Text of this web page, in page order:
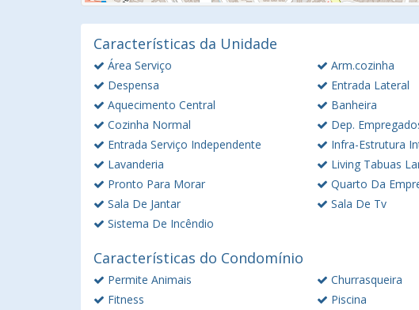
Características da Unidade
Área Serviço Arm.cozinha
Despensa
Entrada Lateral
Aquecimento Central
Banheira
Cozinha Normal
Dep.
Entrada Serviço Independente
Infra-Estrutura
Lavanderia
Living Tabuas
Pronto Para Morar
Quarto Da
Sala De Jantar
Sala De Tv
Sistema De Incêndio
Características do Condomínio
Permite Animais Churrasqueira
Fitness
Piscina